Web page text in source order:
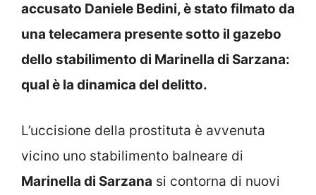
accusato Daniele Bedini, è stato filmato da
una telecamera presente sotto il gazebo
dello stabilimento di Marinella di Sarzana:
qual è la dinamica del delitto.
L’uccisione della prostituta è avvenuta
vicino uno stabilimento balneare di
Marinella di Sarzana si contorna di nuovi